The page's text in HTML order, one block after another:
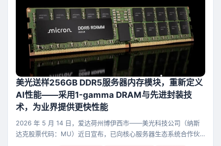
美光送样256GB DDR5服务器内存模块，重新定义
AI性能——采用1-gamma DRAM与先进封装技
术，为业界提供更快性能
2026 年 5 月 14 日，爱达荷州博伊西市——美光科技公司（纳斯
达克股票代码：MU）近日宣布，已向核心服务器生态系统合作伙